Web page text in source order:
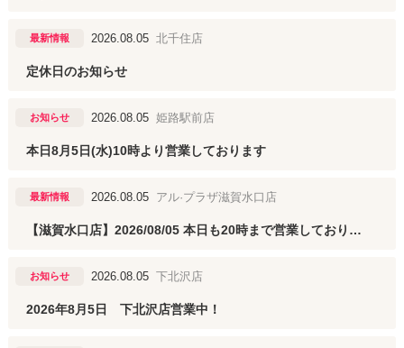
最新情報 2026.08.05 北千住店
定休日のお知らせ
お知らせ 2026.08.05 姫路駅前店
本日8月5日(水)10時より営業しております
最新情報 2026.08.05 アル·プラザ滋賀水口店
【滋賀水口店】2026/08/05 本日も20時まで営業しております☆
お知らせ 2026.08.05 下北沢店
2026年8月5日 下北沢店営業中！